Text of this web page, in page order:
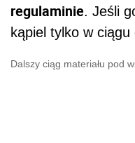
regulaminie. Jeśli
kąpiel tylko w ciągu
Dalszy ciąg materiału pod